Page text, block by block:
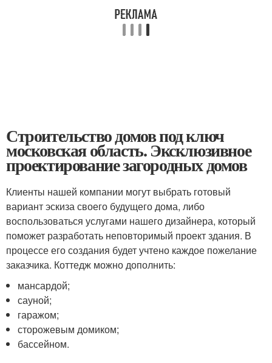
Строительство домов под ключ
московская область. Эксклюзивное
проектирование загородных домов
Клиенты нашей компании могут выбрать готовый
вариант эскиза своего будущего дома, либо
воспользоваться услугами нашего дизайнера, который
поможет разработать неповторимый проект здания. В
процессе его создания будет учтено каждое пожелание
заказчика. Коттедж можно дополнить:
мансардой;
сауной;
гаражом;
сторожевым домиком;
бассейном.